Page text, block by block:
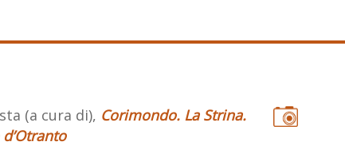
(a cura di), Corimondo. La Strina.